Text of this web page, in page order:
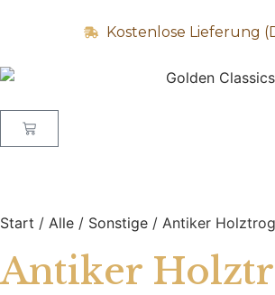
Kostenlose Lieferung
Start / Alle / Sonstige / Antiker Holztrog
Antiker